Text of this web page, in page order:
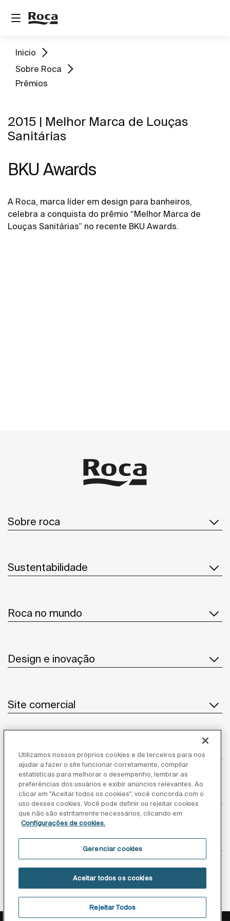
Inicio
Sobre Roca
Prêmios
2015 | Melhor Marca de Louças
Sanitárias
BKU Awards
A Roca, marca líder em design para banheiros,
celebra a conquista do prêmio “Melhor Marca de
Louças Sanitárias” no recente BKU Awards.
Sobre roca
Sustentabilidade
Roca no mundo
Design e inovação
Site comercial
Notícias
Atendimento ao cliente
Fornecedores
Siga-nos
Utilizamos nossos próprios cookies e de terceiros para nos
ajudar a fazer o site funcionar corretamente, compilar
estatísticas para melhorar o desempenho, lembrar as
preferências dos usuários e exibir anúncios relevantes. Ao
clicar em "Aceitar todos os cookies", você concorda com o
uso desses cookies. Você pode definir ou rejeitar cookies
que não são estritamente necessários, clicando em
Configurações de cookies.
Gerenciar cookies
Rejeitar Todos
Aceitar todos os cookies